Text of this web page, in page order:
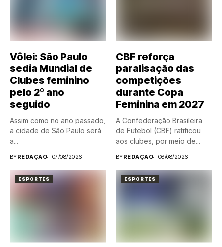
Vôlei: São Paulo
sedia Mundial de
Clubes feminino
pelo 2º ano
seguido
Assim como no ano passado,
a cidade de São Paulo será
a...
BYREDAÇÃO 07/08/2026
CBF reforça
paralisação das
competições
durante Copa
Feminina em 2027
A Confederação Brasileira
de Futebol (CBF) ratificou
aos clubes, por meio de...
BYREDAÇÃO 06/08/2026
ESPORTES ESPORTES